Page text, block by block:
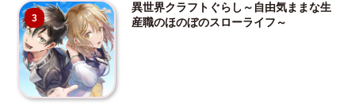
3
異世界クラフトぐらし～自由気ままな生
産職のほのぼのスローライフ～